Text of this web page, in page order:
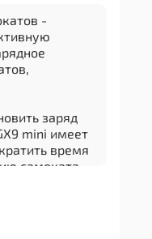
-
заряд
mini имеет
время
самоката.
удобной
хранить
на своем